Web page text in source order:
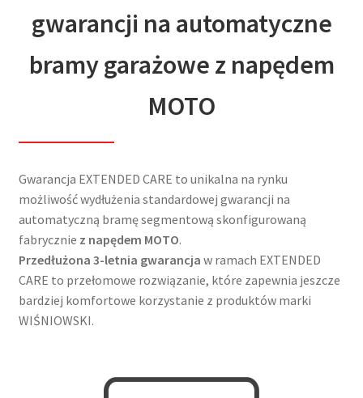
gwarancji na automatyczne
bramy garażowe z napędem
MOTO
Gwarancja EXTENDED CARE to unikalna na rynku
możliwość wydłużenia standardowej gwarancji na
automatyczną bramę segmentową skonfigurowaną
fabrycznie z napędem MOTO.
Przedłużona 3-letnia gwarancja w ramach EXTENDED
CARE to przełomowe rozwiązanie, które zapewnia jeszcze
bardziej komfortowe korzystanie z produktów marki
WIŚNIOWSKI.